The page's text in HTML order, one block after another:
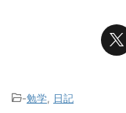
-勉学
日記